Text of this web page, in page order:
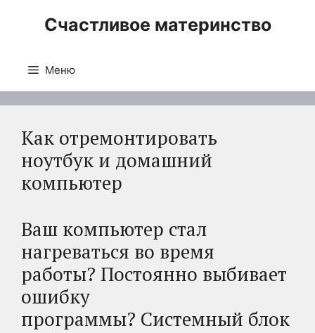
Счастливое материнство
Меню
Как отремонтировать
ноутбук и домашний
компьютер
Ваш компьютер стал
нагреваться во время
работы? Постоянно выбивает
ошибку
программы? Системный блок